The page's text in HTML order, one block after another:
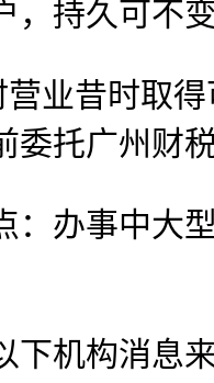
，持久可不
昔时取得
委托广州财
办事中大型
构消息来